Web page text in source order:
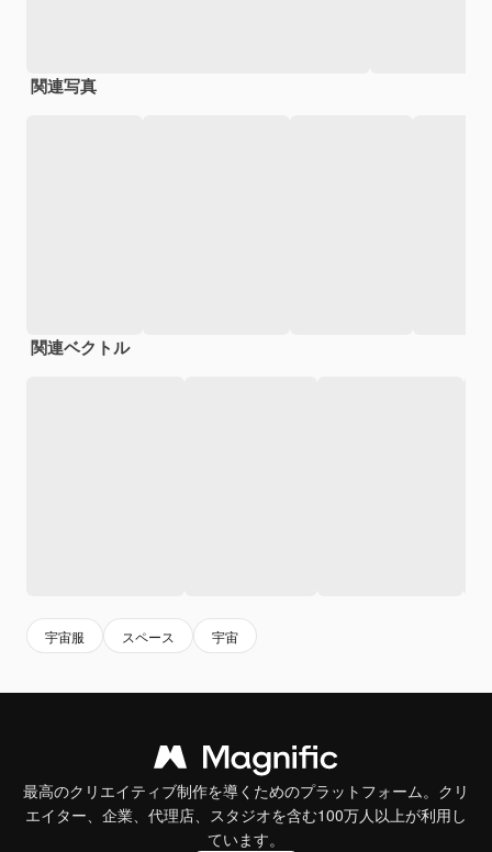
関連写真
関連ベクトル
宇宙服 スペース 宇宙
最高のクリエイティブ制作を導くためのプラットフォーム。クリ
エイター、企業、代理店、スタジオを含む100万人以上が利用し
ています。